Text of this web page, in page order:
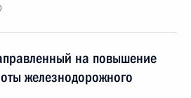
на повышение
железнодорожного